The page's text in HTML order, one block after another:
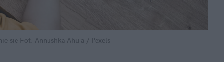
się Fot. Annushka Ahuja / Pexels